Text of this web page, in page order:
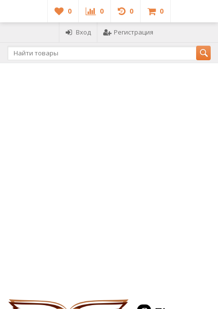
0 0 0 0
Вход Регистрация